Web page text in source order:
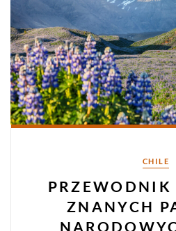
CHILE
PRZEWODNIK
ZNANYCH